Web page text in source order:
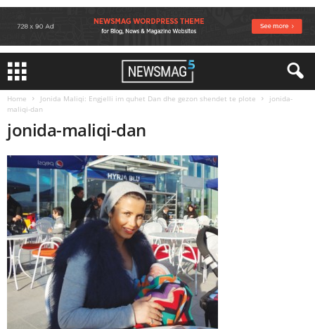
Home Jonida Maliqi: Engjelli im quhet Dan dhe gezon shendet te plote
jonida-
maliqi-dan
jonida-maliqi-dan